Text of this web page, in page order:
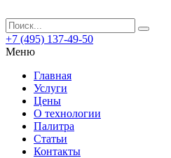
+7 (495) 137-49-50
Меню
Главная
Услуги
Цены
О технологии
Палитра
Статьи
Контакты